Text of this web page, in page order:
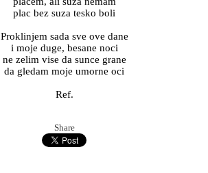
plac bez suza tesko boli
Proklinjem sada sve ove dane
i moje duge, besane noci
ne zelim vise da sunce grane
da gledam moje umorne oci
Ref.
Share